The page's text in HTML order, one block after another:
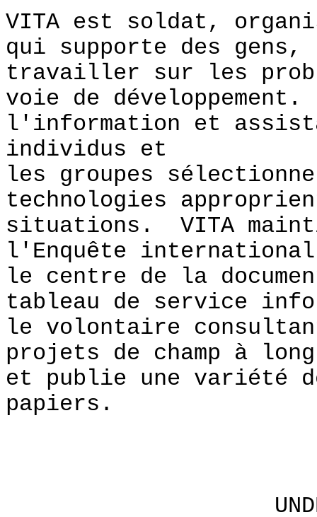
VITA est soldat,
qui supporte des gens,
travailler sur les
voie de
l'information et
individus et
les groupes
technologies
situations. VITA
l'Enquête
le centre de la
tableau de service
le volontaire
projets de champ à
et publie une variété
papiers.